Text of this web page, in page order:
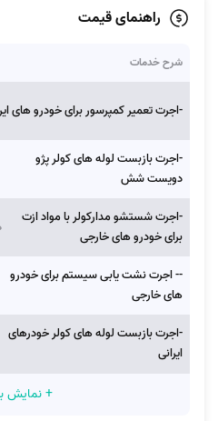
راهنمای قیمت
شرح خدمات
-اجرت تعمیر کمپرسور برای خودرو های
-اجرت بازبست لوله های کولر پژو
دویست شش
-اجرت شستشو مدارکولر با مواد ازت
برای خودرو های خارجی
-- اجرت نشت یابی سیستم برای خودرو
های خارجی
-اجرت بازبست لوله های کولر خودرهای
ایرانی
+ نمایش